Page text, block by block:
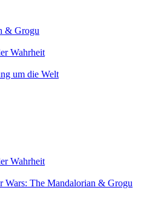
& Grogu
Wahrheit
um die Welt
Wahrheit
Wars: The Mandalorian & Grogu